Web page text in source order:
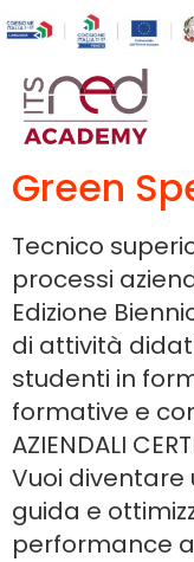
Green
Tecnico
processi
Edizione
di attività
studenti in
formative e
AZIENDALI
Vuoi diventare
guida e
performance